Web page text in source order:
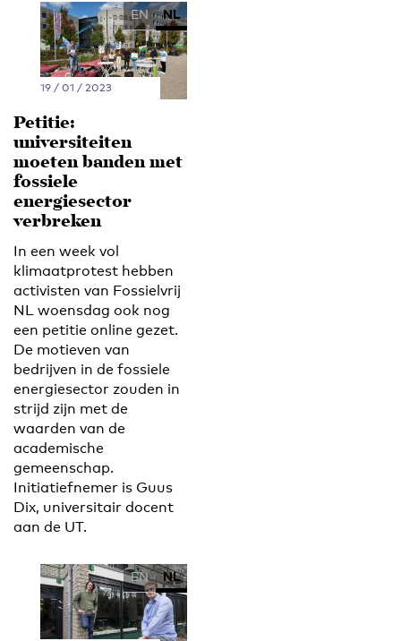
EN NL
19 / 01 / 2023
Petitie:
universiteiten
moeten banden met
fossiele
energiesector
verbreken
In een week vol
klimaatprotest hebben
activisten van Fossielvrij
NL woensdag ook nog
een petitie online gezet.
De motieven van
bedrijven in de fossiele
energiesector zouden in
strijd zijn met de
waarden van de
academische
gemeenschap.
Initiatiefnemer is Guus
Dix, universitair docent
aan de UT.
EN NL